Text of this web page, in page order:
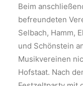
Beim
befreundeten
Selbach, Hamm,
und Schönstein
Musikvereinen
Hofstaat. Nach